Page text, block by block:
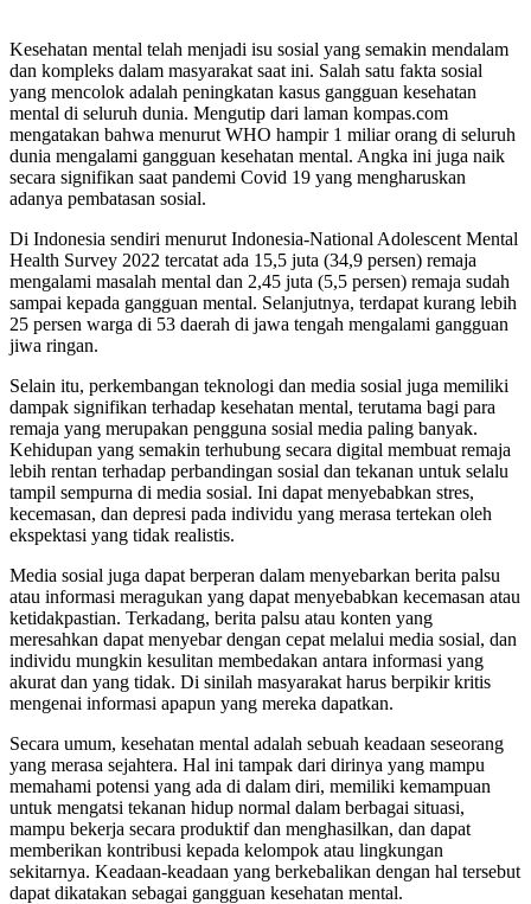
Kesehatan mental telah menjadi isu sosial yang semakin mendalam
dan kompleks dalam masyarakat saat ini. Salah satu fakta sosial
yang mencolok adalah peningkatan kasus gangguan kesehatan
mental di seluruh dunia. Mengutip dari laman kompas.com
mengatakan bahwa menurut WHO hampir 1 miliar orang di seluruh
dunia mengalami gangguan kesehatan mental. Angka ini juga naik
secara signifikan saat pandemi Covid 19 yang mengharuskan
adanya pembatasan sosial.
Di Indonesia sendiri menurut Indonesia-National Adolescent Mental
Health Survey 2022 tercatat ada 15,5 juta (34,9 persen) remaja
mengalami masalah mental dan 2,45 juta (5,5 persen) remaja sudah
sampai kepada gangguan mental. Selanjutnya, terdapat kurang lebih
25 persen warga di 53 daerah di jawa tengah mengalami gangguan
jiwa ringan.
Selain itu, perkembangan teknologi dan media sosial juga memiliki
dampak signifikan terhadap kesehatan mental, terutama bagi para
remaja yang merupakan pengguna sosial media paling banyak.
Kehidupan yang semakin terhubung secara digital membuat remaja
lebih rentan terhadap perbandingan sosial dan tekanan untuk selalu
tampil sempurna di media sosial. Ini dapat menyebabkan stres,
kecemasan, dan depresi pada individu yang merasa tertekan oleh
ekspektasi yang tidak realistis.
Media sosial juga dapat berperan dalam menyebarkan berita palsu
atau informasi meragukan yang dapat menyebabkan kecemasan atau
ketidakpastian. Terkadang, berita palsu atau konten yang
meresahkan dapat menyebar dengan cepat melalui media sosial, dan
individu mungkin kesulitan membedakan antara informasi yang
akurat dan yang tidak. Di sinilah masyarakat harus berpikir kritis
mengenai informasi apapun yang mereka dapatkan.
Secara umum, kesehatan mental adalah sebuah keadaan seseorang
yang merasa sejahtera. Hal ini tampak dari dirinya yang mampu
memahami potensi yang ada di dalam diri, memiliki kemampuan
untuk mengatsi tekanan hidup normal dalam berbagai situasi,
mampu bekerja secara produktif dan menghasilkan, dan dapat
memberikan kontribusi kepada kelompok atau lingkungan
sekitarnya. Keadaan-keadaan yang berkebalikan dengan hal tersebut
dapat dikatakan sebagai gangguan kesehatan mental.